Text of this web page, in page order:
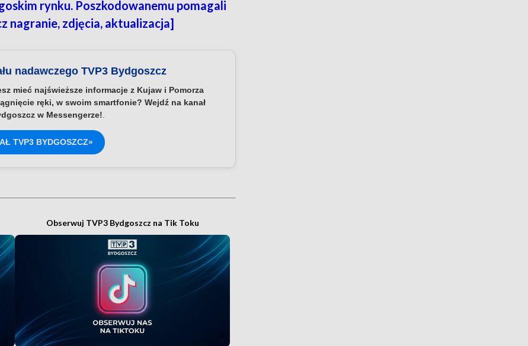
rynku. Poszkodowanemu pomagali
nagranie, zdjęcia, aktualizacja]
nadawczego TVP3 Bydgoszcz
mieć najświeższe informacje z Kujaw i Pomorza
ręki, w swoim smartfonie? Wejdź na kanał
w Messengerze!.
TVP3 BYDGOSZCZ»
Obserwuj TVP3 Bydgoszcz na Tik Toku